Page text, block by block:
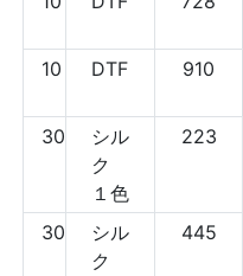
10
DTF 910
30
シル
ク
１色
223
30
シル
ク
445